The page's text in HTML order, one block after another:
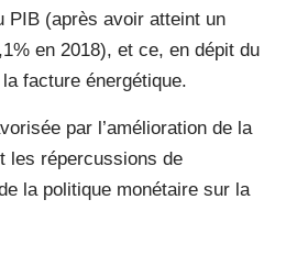
PIB (après avoir atteint un
en 2018), et ce, en dépit du
facture énergétique.
par l’amélioration de la
les répercussions de
la politique monétaire sur la